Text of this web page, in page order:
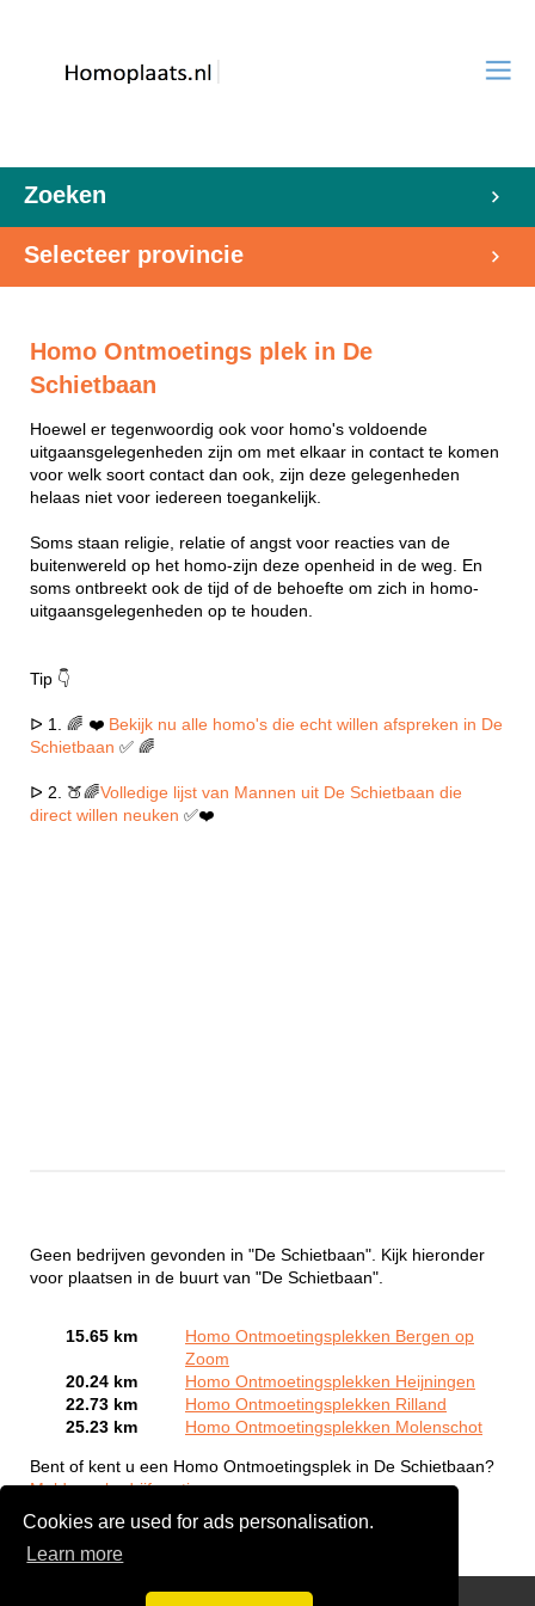
Cookies are used for ads personalisation.
Learn more
Zoeken
Selecteer provincie
Homo Ontmoetings plek in De
Schietbaan
Hoewel er tegenwoordig ook voor homo's voldoende
uitgaansgelegenheden zijn om met elkaar in contact te komen
voor welk soort contact dan ook, zijn deze gelegenheden
helaas niet voor iedereen toegankelijk.
Soms staan religie, relatie of angst voor reacties van de
buitenwereld op het homo-zijn deze openheid in de weg. En
soms ontbreekt ook de tijd of de behoefte om zich in homo-
uitgaansgelegenheden op te houden.
Tip 👇
ᐅ 1. 🌈 ❤️ Bekijk nu alle homo's die echt willen afspreken in De
Schietbaan ✅ 🌈
ᐅ 2. 🍑🌈Volledige lijst van Mannen uit De Schietbaan die
direct willen neuken ✅❤️
Geen bedrijven gevonden in "De Schietbaan". Kijk hieronder
voor plaatsen in de buurt van "De Schietbaan".
15.65 km
Homo Ontmoetingsplekken Bergen op
Zoom
20.24 km
Homo Ontmoetingsplekken Heijningen
22.73 km
Homo Ontmoetingsplekken Rilland
25.23 km
Homo Ontmoetingsplekken Molenschot
Bent of kent u een Homo Ontmoetingsplek in De Schietbaan?
Meld een bedrijf gratis aan